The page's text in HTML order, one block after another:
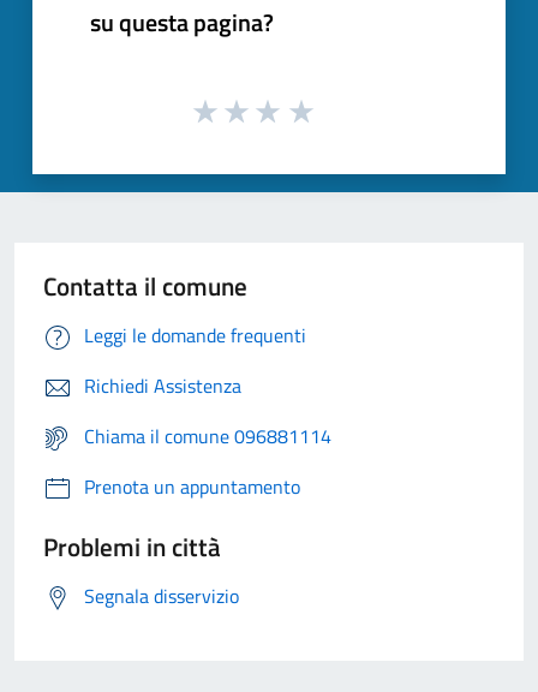
su questa pagina?
Contatta il comune
Leggi le domande frequenti
Richiedi Assistenza
Chiama il comune 096881114
Prenota un appuntamento
Problemi in città
Segnala disservizio